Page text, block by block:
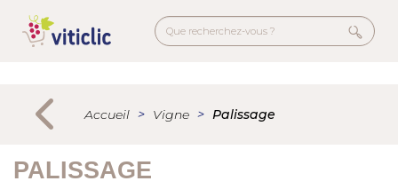
contenu
secondaire
Accueil Vigne Palissage
PALISSAGE